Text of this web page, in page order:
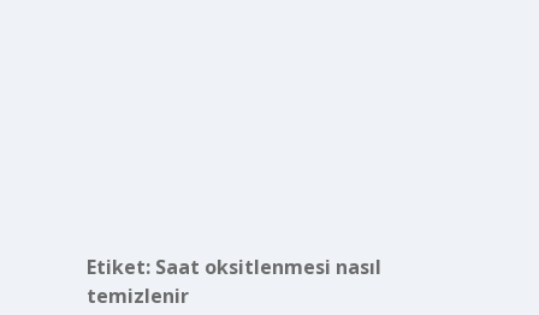
Etiket: Saat oksitlenmesi nasıl
temizlenir